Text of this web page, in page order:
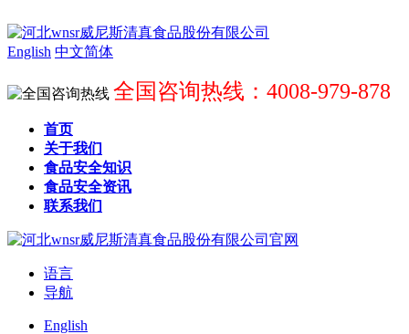
English 中文简体
全国咨询热线：4008-979-878
首页
关于我们
食品安全知识
食品安全资讯
联系我们
语言
导航
English